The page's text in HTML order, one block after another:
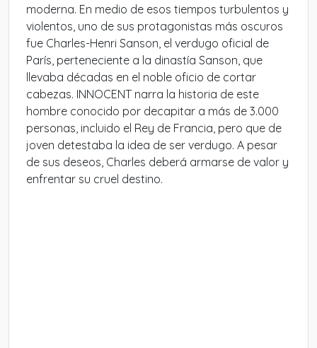
moderna. En medio de esos tiempos turbulentos y
violentos, uno de sus protagonistas más oscuros
fue Charles-Henri Sanson, el verdugo oficial de
París, perteneciente a la dinastía Sanson, que
llevaba décadas en el noble oficio de cortar
cabezas. INNOCENT narra la historia de este
hombre conocido por decapitar a más de 3.000
personas, incluido el Rey de Francia, pero que de
joven detestaba la idea de ser verdugo. A pesar
de sus deseos, Charles deberá armarse de valor y
enfrentar su cruel destino.